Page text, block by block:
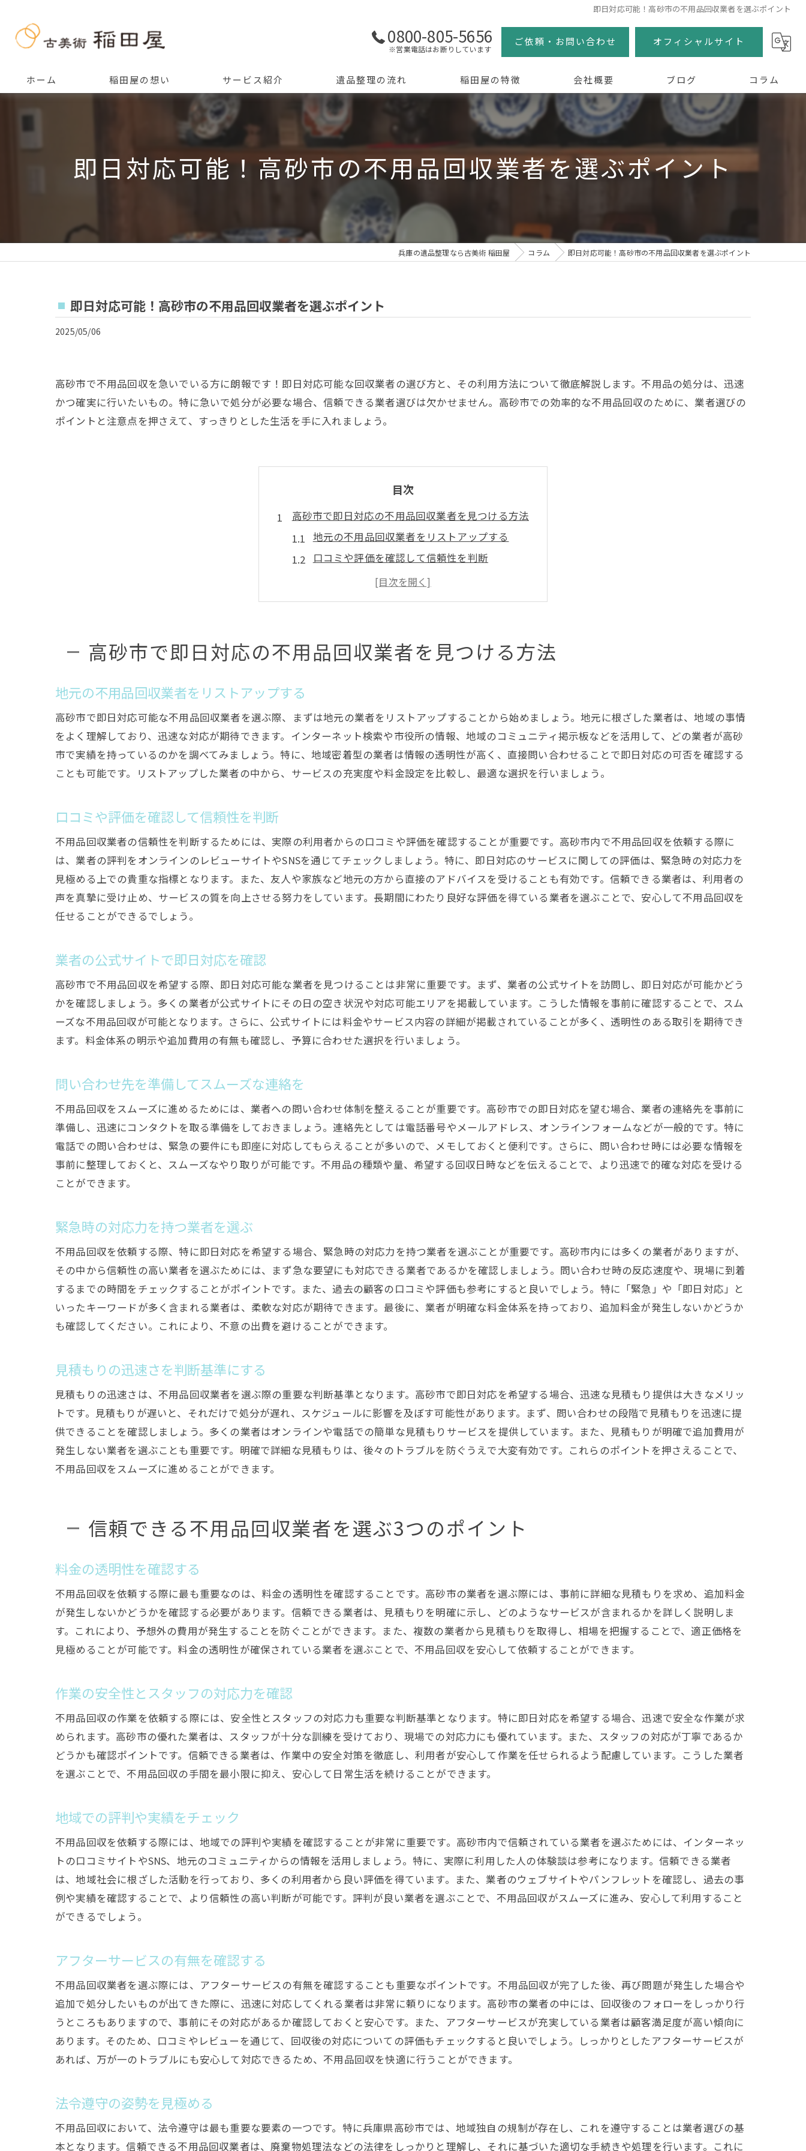
即日対応可能！高砂市の不用品回収業者を選ぶポイント
0800-805-5656
※営業電話はお断りしています
ご依頼・お問い合わせ オフィシャルサイト
ホーム 稲田屋の想い サービス紹介 遺品整理の流れ
よくある質問
稲田屋の特徴
生前整理
骨董品
京都の遺品整理
会社概要 ブログ コラム
即日対応可能！高砂市の不用品回収業者を選ぶポイント
兵庫の遺品整理なら古美術 稲田屋 コラム 即日対応可能！高砂市の不用品回収業者を選ぶポイント
即日対応可能！高砂市の不用品回収業者を選ぶポイント
2025/05/06
高砂市で不用品回収を急いでいる方に朗報です！即日対応可能な回収業者の選び方と、その利用方法について徹底解説します。不用品の処分は、迅速
かつ確実に行いたいもの。特に急いで処分が必要な場合、信頼できる業者選びは欠かせません。高砂市での効率的な不用品回収のために、業者選びの
ポイントと注意点を押さえて、すっきりとした生活を手に入れましょう。
目次
高砂市で即日対応の不用品回収業者を見つける方法
地元の不用品回収業者をリストアップする
口コミや評価を確認して信頼性を判断
業者の公式サイトで即日対応を確認
問い合わせ先を準備してスムーズな連絡を
見積もりの迅速さを判断基準にする
信頼できる不用品回収業者を選ぶ3つのポイント
地域での評判や実績をチェック
アフターサービスの有無を確認する
法令遵守の姿勢を見極める
最適な回収方法を選定する
事前に業者と詳細を打ち合わせる
回収日程を確定しスケジュール管理
即日対応のメリットを理解する
素早い片付けで心の余裕を持つ
プロの手で効率的に整理整頓
ストレスフリーな生活環境を手に入れる
高砂市で安心できる不用品回収業者の見極め方
営業許可と保険の有無を確認
現地調査の提案を受け入れる
地元密着型の業者を選ぶ利点
不用品回収の依頼から処分までの手順を徹底解説
最初の問い合わせと相談のポイント
見積もりの依頼と内容確認
不用品の分類と回収手配
作業当日の流れと注意点
高砂市の不用品回収で注意すべきこととは
個人情報の保護と管理
不用品の中で処分が難しいもの
契約内容の詳細を理解する
地域のリサイクルプログラムを活用
エコフレンドリーな業者を選ぶ
不用品の再利用方法を考える
環境に優しい回収方法を選択
高砂市で即日対応の不用品回収業者を見つける方法
地元の不用品回収業者をリストアップする
高砂市で即日対応可能な不用品回収業者を選ぶ際、まずは地元の業者をリストアップすることから始めましょう。地元に根ざした業者は、地域の事情
をよく理解しており、迅速な対応が期待できます。インターネット検索や市役所の情報、地域のコミュニティ掲示板などを活用して、どの業者が高砂
市で実績を持っているのかを調べてみましょう。特に、地域密着型の業者は情報の透明性が高く、直接問い合わせることで即日対応の可否を確認する
ことも可能です。リストアップした業者の中から、サービスの充実度や料金設定を比較し、最適な選択を行いましょう。
口コミや評価を確認して信頼性を判断
不用品回収業者の信頼性を判断するためには、実際の利用者からの口コミや評価を確認することが重要です。高砂市内で不用品回収を依頼する際に
は、業者の評判をオンラインのレビューサイトやSNSを通じてチェックしましょう。特に、即日対応のサービスに関しての評価は、緊急時の対応力を
見極める上での貴重な指標となります。また、友人や家族など地元の方から直接のアドバイスを受けることも有効です。信頼できる業者は、利用者の
声を真摯に受け止め、サービスの質を向上させる努力をしています。長期間にわたり良好な評価を得ている業者を選ぶことで、安心して不用品回収を
任せることができるでしょう。
業者の公式サイトで即日対応を確認
高砂市で不用品回収を希望する際、即日対応可能な業者を見つけることは非常に重要です。まず、業者の公式サイトを訪問し、即日対応が可能かどう
かを確認しましょう。多くの業者が公式サイトにその日の空き状況や対応可能エリアを掲載しています。こうした情報を事前に確認することで、スム
ーズな不用品回収が可能となります。さらに、公式サイトには料金やサービス内容の詳細が掲載されていることが多く、透明性のある取引を期待でき
ます。料金体系の明示や追加費用の有無も確認し、予算に合わせた選択を行いましょう。
問い合わせ先を準備してスムーズな連絡を
不用品回収をスムーズに進めるためには、業者への問い合わせ体制を整えることが重要です。高砂市での即日対応を望む場合、業者の連絡先を事前に
準備し、迅速にコンタクトを取る準備をしておきましょう。連絡先としては電話番号やメールアドレス、オンラインフォームなどが一般的です。特に
電話での問い合わせは、緊急の要件にも即座に対応してもらえることが多いので、メモしておくと便利です。さらに、問い合わせ時には必要な情報を
事前に整理しておくと、スムーズなやり取りが可能です。不用品の種類や量、希望する回収日時などを伝えることで、より迅速で的確な対応を受ける
ことができます。
緊急時の対応力を持つ業者を選ぶ
不用品回収を依頼する際、特に即日対応を希望する場合、緊急時の対応力を持つ業者を選ぶことが重要です。高砂市内には多くの業者がありますが、
その中から信頼性の高い業者を選ぶためには、まず急な要望にも対応できる業者であるかを確認しましょう。問い合わせ時の反応速度や、現場に到着
するまでの時間をチェックすることがポイントです。また、過去の顧客の口コミや評価も参考にすると良いでしょう。特に「緊急」や「即日対応」と
いったキーワードが多く含まれる業者は、柔軟な対応が期待できます。最後に、業者が明確な料金体系を持っており、追加料金が発生しないかどうか
も確認してください。これにより、不意の出費を避けることができます。
見積もりの迅速さを判断基準にする
見積もりの迅速さは、不用品回収業者を選ぶ際の重要な判断基準となります。高砂市で即日対応を希望する場合、迅速な見積もり提供は大きなメリッ
トです。見積もりが遅いと、それだけで処分が遅れ、スケジュールに影響を及ぼす可能性があります。まず、問い合わせの段階で見積もりを迅速に提
供できることを確認しましょう。多くの業者はオンラインや電話での簡単な見積もりサービスを提供しています。また、見積もりが明確で追加費用が
発生しない業者を選ぶことも重要です。明確で詳細な見積もりは、後々のトラブルを防ぐうえで大変有効です。これらのポイントを押さえることで、
不用品回収をスムーズに進めることができます。
信頼できる不用品回収業者を選ぶ3つのポイント
料金の透明性を確認する
不用品回収を依頼する際に最も重要なのは、料金の透明性を確認することです。高砂市の業者を選ぶ際には、事前に詳細な見積もりを求め、追加料金
が発生しないかどうかを確認する必要があります。信頼できる業者は、見積もりを明確に示し、どのようなサービスが含まれるかを詳しく説明しま
す。これにより、予想外の費用が発生することを防ぐことができます。また、複数の業者から見積もりを取得し、相場を把握することで、適正価格を
見極めることが可能です。料金の透明性が確保されている業者を選ぶことで、不用品回収を安心して依頼することができます。
作業の安全性とスタッフの対応力を確認
不用品回収の作業を依頼する際には、安全性とスタッフの対応力も重要な判断基準となります。特に即日対応を希望する場合、迅速で安全な作業が求
められます。高砂市の優れた業者は、スタッフが十分な訓練を受けており、現場での対応力にも優れています。また、スタッフの対応が丁寧であるか
どうかも確認ポイントです。信頼できる業者は、作業中の安全対策を徹底し、利用者が安心して作業を任せられるよう配慮しています。こうした業者
を選ぶことで、不用品回収の手間を最小限に抑え、安心して日常生活を続けることができます。
地域での評判や実績をチェック
不用品回収を依頼する際には、地域での評判や実績を確認することが非常に重要です。高砂市内で信頼されている業者を選ぶためには、インターネッ
トの口コミサイトやSNS、地元のコミュニティからの情報を活用しましょう。特に、実際に利用した人の体験談は参考になります。信頼できる業者
は、地域社会に根ざした活動を行っており、多くの利用者から良い評価を得ています。また、業者のウェブサイトやパンフレットを確認し、過去の事
例や実績を確認することで、より信頼性の高い判断が可能です。評判が良い業者を選ぶことで、不用品回収がスムーズに進み、安心して利用すること
ができるでしょう。
アフターサービスの有無を確認する
不用品回収業者を選ぶ際には、アフターサービスの有無を確認することも重要なポイントです。不用品回収が完了した後、再び問題が発生した場合や
追加で処分したいものが出てきた際に、迅速に対応してくれる業者は非常に頼りになります。高砂市の業者の中には、回収後のフォローをしっかり行
うところもありますので、事前にその対応があるか確認しておくと安心です。また、アフターサービスが充実している業者は顧客満足度が高い傾向に
あります。そのため、口コミやレビューを通じて、回収後の対応についての評価もチェックすると良いでしょう。しっかりとしたアフターサービスが
あれば、万が一のトラブルにも安心して対応できるため、不用品回収を快適に行うことができます。
法令遵守の姿勢を見極める
不用品回収において、法令遵守は最も重要な要素の一つです。特に兵庫県高砂市では、地域独自の規制が存在し、これを遵守することは業者選びの基
本となります。信頼できる不用品回収業者は、廃棄物処理法などの法律をしっかりと理解し、それに基づいた適切な手続きや処理を行います。これに